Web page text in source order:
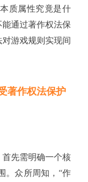
质属性究竟是什
通过著作权法保
游戏规则实现间
著作权法保护
先需明确一个核
。众所周知， “作